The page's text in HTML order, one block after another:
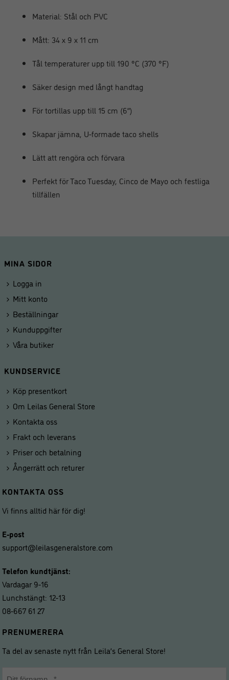
Material: Stål och PVC
Mått: 34 x 9 x 11 cm
Tål temperaturer upp till 190 °C (370 °F)
Säker design med långt handtag
För tortillas upp till 15 cm (6”)
Skapar jämna, U-formade taco shells
Lätt att rengöra och förvara
Perfekt för Taco Tuesday, Cinco de Mayo och festliga
tillfällen
MINA SIDOR
Logga in
Mitt konto
Beställningar
Kunduppgifter
Våra butiker
KUNDSERVICE
Köp presentkort
Om Leilas General Store
Kontakta oss
Frakt och leverans
Priser och betalning
Ångerrätt och returer
KONTAKTA OSS
Vi finns alltid här för dig!
E-post
support@leilasgeneralstore.com
Telefon kundtjänst:
Vardagar 9-16
Lunchstängt: 12-13
08-667 61 27
PRENUMERERA
Ta del av senaste nytt från Leila’s General Store!